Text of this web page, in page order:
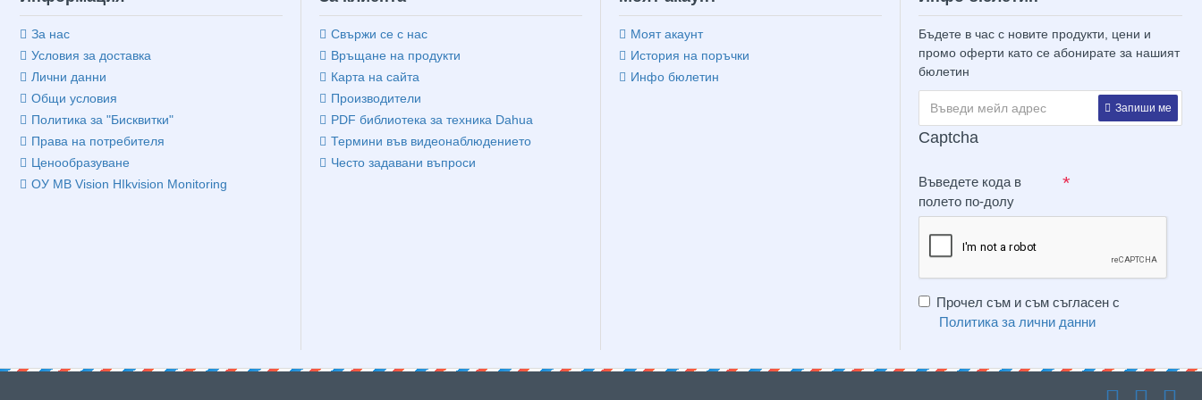
За нас
Условия за доставка
Лични данни
Общи условия
Политика за "Бисквитки"
Права на потребителя
Ценообразуване
ОУ MB Vision HIkvision Monitoring
Свържи се с нас
Връщане на продукти
Карта на сайта
Производители
PDF библиотека за техника Dahua
Термини във видеонаблюдението
Често задавани въпроси
Моят акаунт
История на поръчки
Инфо бюлетин
Бъдете в час с новите продукти, цени и
промо оферти като се абонирате за нашият
бюлетин
Запиши ме
Captcha
Въведете кода в
полето по-долу
Прочел съм и съм съгласен с
Политика за лични данни